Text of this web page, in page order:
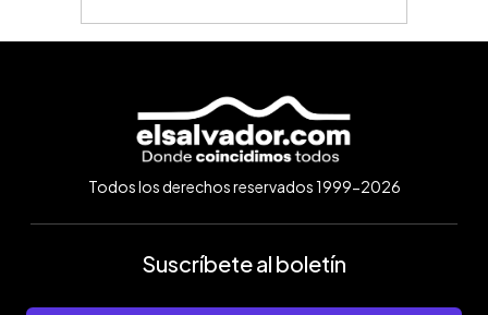
Todos los derechos reservados 1999-2026
Suscríbete al boletín